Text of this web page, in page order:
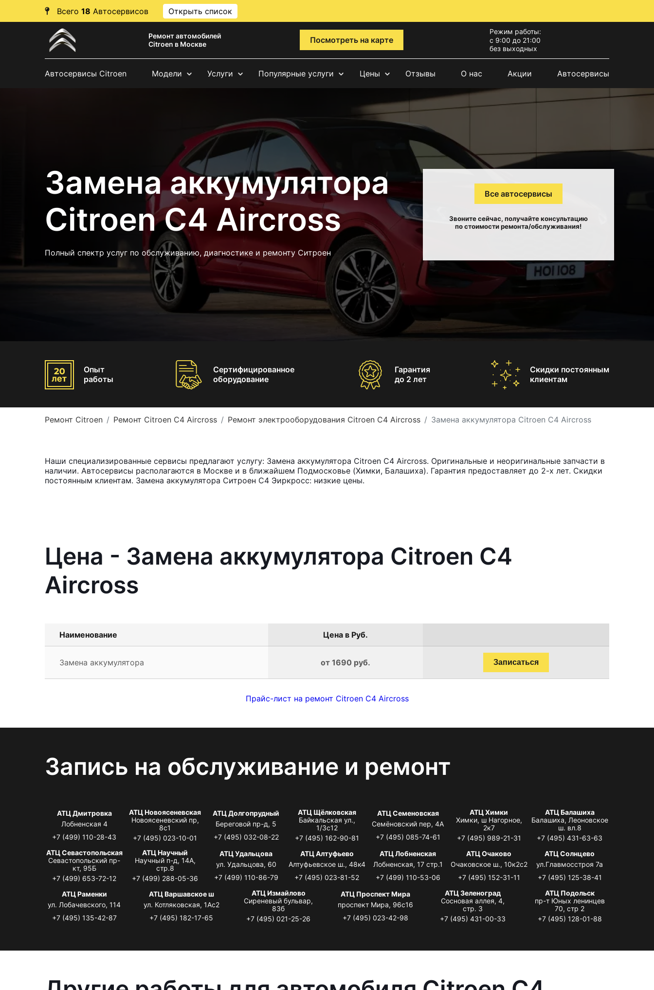
Всего 18 Автосервисов Открыть список
Ремонт автомобилей
Citroen в Москве
Посмотреть на карте
Режим работы:
с 9:00 до 21:00
без выходных
Автосервисы Citroen Модели Услуги Популярные услуги Цены Отзывы О нас Акции Автосервисы
Замена аккумулятора
Citroen C4 Aircross
Полный спектр услуг по обслуживанию, диагностике и ремонту Ситроен
Все автосервисы
Звоните сейчас, получайте консультацию
по стоимости ремонта/обслуживания!
Опыт
работы
Сертифицированное
оборудование
Гарантия
до 2 лет
Скидки постоянным
клиентам
Ремонт Citroen Ремонт Citroen C4 Aircross Ремонт электрооборудования Citroen C4 Aircross Замена аккумулятора Citroen C4 Aircross
Наши специализированные сервисы предлагают услугу: Замена аккумулятора Citroen C4 Aircross. Оригинальные и неоригинальные запчасти в
наличии. Автосервисы располагаются в Москве и в ближайшем Подмосковье (Химки, Балашиха). Гарантия предоставляет до 2-х лет. Скидки
постоянным клиентам. Замена аккумулятора Ситроен С4 Эиркросс: низкие цены.
Цена - Замена аккумулятора Citroen C4
Aircross
Наименование Цена в Руб.
Замена аккумулятора от 1690 руб. Записаться
Прайс-лист на ремонт Citroen C4 Aircross
Запись на обслуживание и ремонт
АТЦ Дмитровка
Лобненская 4
+7 (499) 110-28-43
АТЦ Новоясеневская
Новоясеневский пр,
8с1
+7 (495) 023-10-01
АТЦ Долгопрудный
Береговой пр-д, 5
+7 (495) 032-08-22
АТЦ Щёлковская
Байкальская ул.,
1/3с12
+7 (495) 162-90-81
АТЦ Семеновская
Семёновский пер, 4А
+7 (495) 085-74-61
АТЦ Химки
Химки, ш Нагорное,
2к7
+7 (495) 989-21-31
АТЦ Балашиха
Балашиха, Леоновское
ш. вл.8
+7 (495) 431-63-63
АТЦ Севастопольская
Севастопольский пр-
кт, 95Б
+7 (499) 653-72-12
АТЦ Научный
Научный п-д, 14А,
стр.8
+7 (499) 288-05-36
АТЦ Удальцова
ул. Удальцова, 60
+7 (499) 110-86-79
АТЦ Алтуфьево
Алтуфьевское ш., 48к4
+7 (495) 023-81-52
АТЦ Лобненская
Лобненская, 17 стр.1
+7 (499) 110-53-06
АТЦ Очаково
Очаковское ш., 10к2с2
+7 (495) 152-31-11
АТЦ Солнцево
ул.Главмосстроя 7а
+7 (495) 125-38-41
АТЦ Раменки
ул. Лобачевского, 114
+7 (495) 135-42-87
АТЦ Варшавское ш
ул. Котляковская, 1Ас2
+7 (495) 182-17-65
АТЦ Измайлово
Сиреневый бульвар,
83б
+7 (495) 021-25-26
АТЦ Проспект Мира
проспект Мира, 96с16
+7 (495) 023-42-98
АТЦ Зеленоград
Сосновая аллея, 4,
стр. 3
+7 (495) 431-00-33
АТЦ Подольск
пр-т Юных ленинцев
70, стр 2
+7 (495) 128-01-88